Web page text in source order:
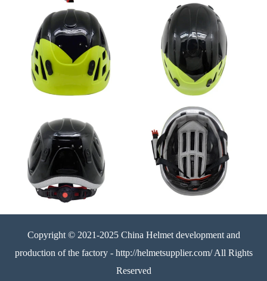
Copyright © 2021-2025 China Helmet development and
production of the factory - http://helmetsupplier.com/ All Rights
Reserved